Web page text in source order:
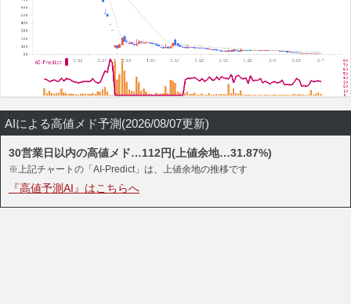
AIによる高値メド予測(2026/08/07更新)
30営業日以内の高値メド…112円(上値余地…31.87%)
※上記チャートの「AI-Predict」は、上値余地の推移です
『高値予測AI』はこちらへ